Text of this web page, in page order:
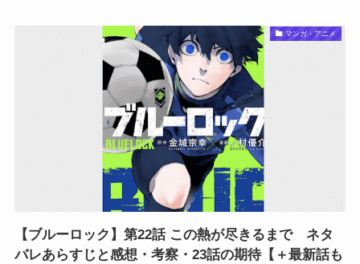
マンガ・アニメ
【ブルーロック】第22話 この熱が尽きるまで ネタ
バレあらすじと感想・考察・23話の期待【＋最新話も